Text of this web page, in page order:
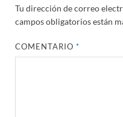
Tu dirección de correo
campos obligatorios están
COMENTARIO*